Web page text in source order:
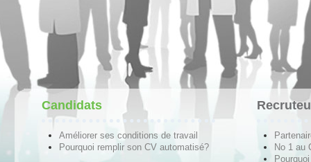
Candidats
Améliorer ses conditions de travail
Pourquoi remplir son CV automatisé?
No 1 au